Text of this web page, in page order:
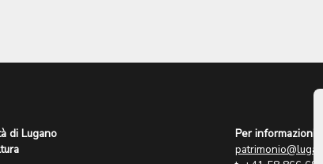
di Lugano
Per informazioni: